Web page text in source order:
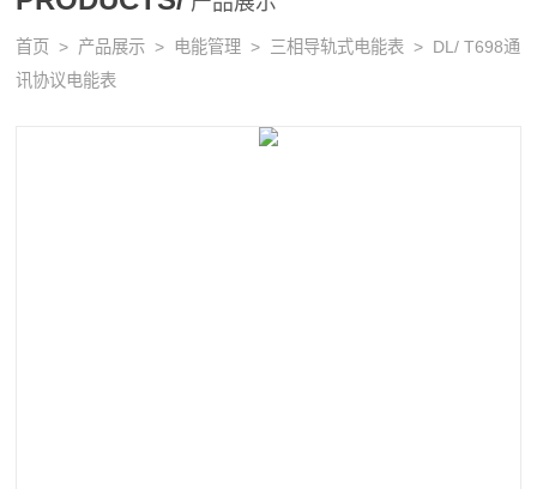
首页 > 产品展示 > 电能管理 > 三相导轨式电能表 > DL/ T698通
讯协议电能表